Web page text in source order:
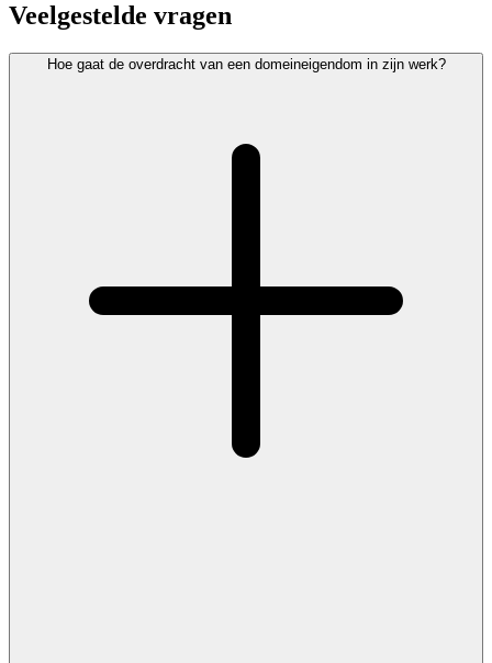
Veelgestelde vragen
Hoe gaat de overdracht van een domeineigendom in zijn werk?